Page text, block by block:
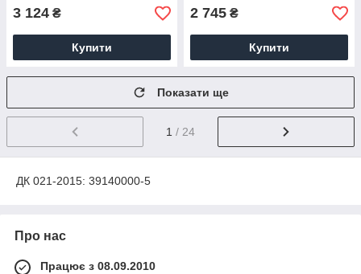
3 124 ₴
Купити
2 745 ₴
Купити
Показати ще
1 / 24
ДК 021-2015: 39140000-5
Про нас
Працює з 08.09.2010